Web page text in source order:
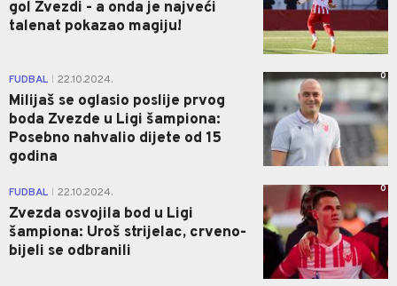
gol Zvezdi - a onda je najveći
talenat pokazao magiju!
FUDBAL 22.10.2024.
Milijaš se oglasio poslije prvog
boda Zvezde u Ligi šampiona:
Posebno nahvalio dijete od 15
godina
0
FUDBAL 22.10.2024.
Zvezda osvojila bod u Ligi
šampiona: Uroš strijelac, crveno-
bijeli se odbranili
0